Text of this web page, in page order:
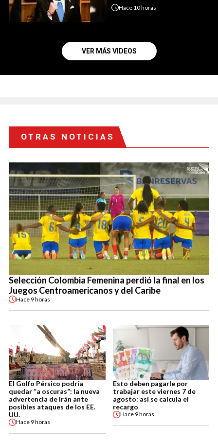
Hace 10 horas
VER MÁS VIDEOS
OTRAS NOTICIAS
Selección Colombia Femenina perdió la final en los
Juegos Centroamericanos y del Caribe
Hace 9 horas
El Golfo Pérsico podría
quedar “a oscuras”: la nueva
advertencia de Irán ante
posibles ataques de los EE.
UU.
Hace 9 horas
Esto deben pagarle por
trabajar este viernes 7 de
agosto: así se calcula el
recargo
Hace 9 horas